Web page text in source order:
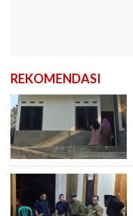
REKOMENDASI